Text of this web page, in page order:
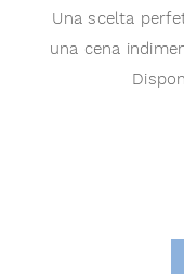
Una scelta
una cena